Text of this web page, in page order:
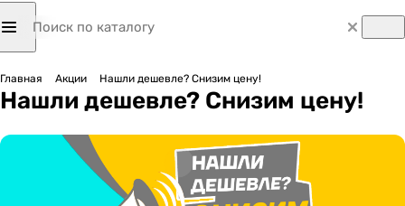
Главная Акции Нашли дешевле? Снизим цену!
Нашли дешевле? Снизим цену!